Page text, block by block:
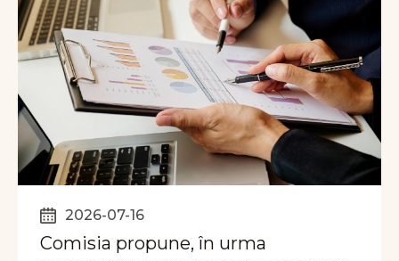
2026-07-16
Comisia propune, în urma